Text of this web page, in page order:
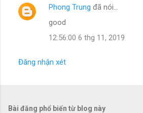
x
Phong Trung đã nói…
good
12:56:00 6 thg 11, 2019
Đăng nhận xét
Bài đăng phổ biến từ blog này